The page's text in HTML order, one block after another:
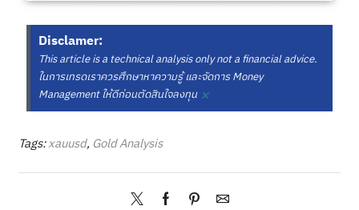
Disclamer:
This article is a technical analysis only not a financial advice.
ในการเทรดเราควรศึกษาหาความรู้ และจัดการ Money
Management ให้ดีก่อนตัดสินใจลงทุน ×
Tags:xauusd, Gold Analysis